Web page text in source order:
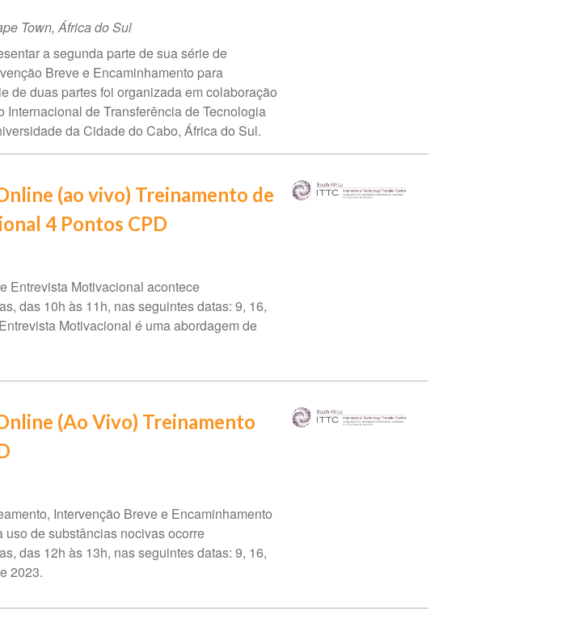
Town,África do Sul
a segunda parte de sua série de
Breve e Encaminhamento para
de duas partes foi organizada em colaboração
Internacional de Transferência de Tecnologia
da Cidade do Cabo, África do Sul.
(ao vivo) Treinamento de
4 Pontos CPD
Entrevista Motivacional acontece
das 10h às 11h, nas seguintes datas: 9, 16,
Motivacional é uma abordagem de
(Ao Vivo) Treinamento
Intervenção Breve e Encaminhamento
uso de substâncias nocivas ocorre
das 12h às 13h, nas seguintes datas: 9, 16,
2023.